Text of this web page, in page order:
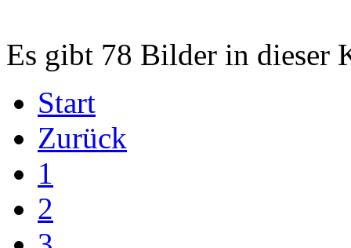
Es gibt 78 Bilder in dieser
Start
Zurück
1
2